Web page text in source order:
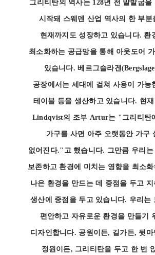
그리티탄의 역사는 128년 전 말발굽을
시작돼 스웨덴 산업 역사의 한 부분
현재까지도 성장하고 있습니다. 환
최소화하는 공급망을 통해 아웃도어
있습니다. 베르그슬라겐
공장에서는 세대에 걸쳐 사용이 가능
테이블 등을 생산하고 있습니다. 현
Lindqvist의 조부 Artur는 "그리티탄
가구를 사면 아주 오랫동안 가구
없어진다."고 했습니다. 그만큼 우리
보존하고 환경에 미치는 영향을 최소
나은 환경을 만드는 데 중점을 두고
생산에 중점을 두고 있습니다. 우리는
편안하고 자유로운 환경을 만들기
디자인합니다. 공원이든, 길가든, 뒷마
정원이든, 그리티탄을 두고 한 번